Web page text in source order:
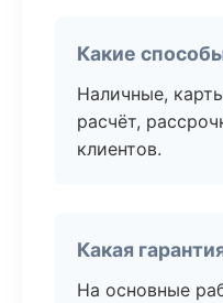
Какие
Наличные,
расчёт,
клиентов.
Какая
На основные